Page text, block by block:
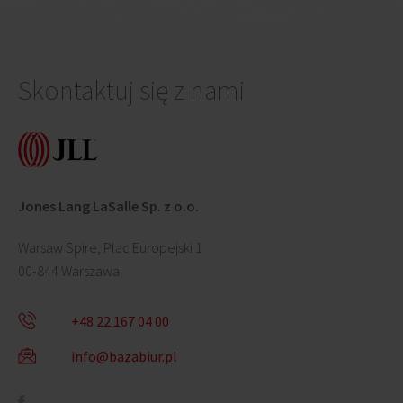
Skontaktuj się z nami
Jones Lang LaSalle Sp. z o.o.
Warsaw Spire, Plac Europejski 1
00-844 Warszawa
+48 22 167 04 00
info@bazabiur.pl